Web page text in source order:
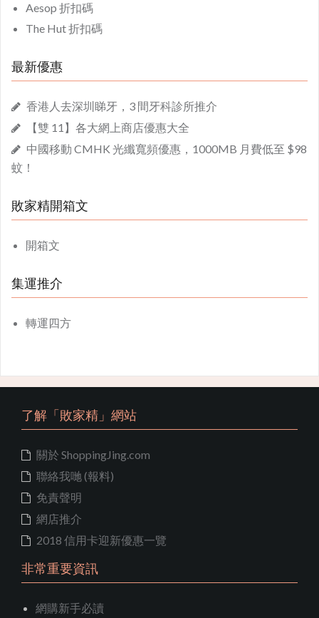
Aesop 折扣碼
The Hut 折扣碼
最新優惠
香港人去深圳睇牙，3 間牙科診所推介
【雙 11】各大網上商店優惠大全
中國移動 CMHK 光纖寬頻優惠，1000MB 月費低至 $98
蚊！
敗家精開箱文
開箱文
集運推介
轉運四方
了解「敗家精」網站
關於 ShoppingJing.com
聯絡我哋 (報料)
免責聲明
網店推介
2018 信用卡迎新優惠一覽
非常重要資訊
網購新手必讀